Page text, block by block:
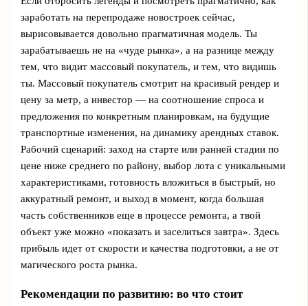
заработать на перепродаже новостроек сейчас,
вырисовывается довольно прагматичная модель. Ты
зарабатываешь не на «чуде рынка», а на разнице между
тем, что видит массовый покупатель, и тем, что видишь
ты. Массовый покупатель смотрит на красивый рендер и
цену за метр, а инвестор — на соотношение спроса и
предложения по конкретным планировкам, на будущие
транспортные изменения, на динамику арендных ставок.
Рабочий сценарий: заход на старте или ранней стадии по
цене ниже среднего по району, выбор лота с уникальными
характеристиками, готовность вложиться в быстрый, но
аккуратный ремонт, и выход в момент, когда большая
часть собственников еще в процессе ремонта, а твой
объект уже можно «показать и заселиться завтра». Здесь
прибыль идет от скорости и качества подготовки, а не от
магического роста рынка.
Рекомендации по развитию: во что стоит